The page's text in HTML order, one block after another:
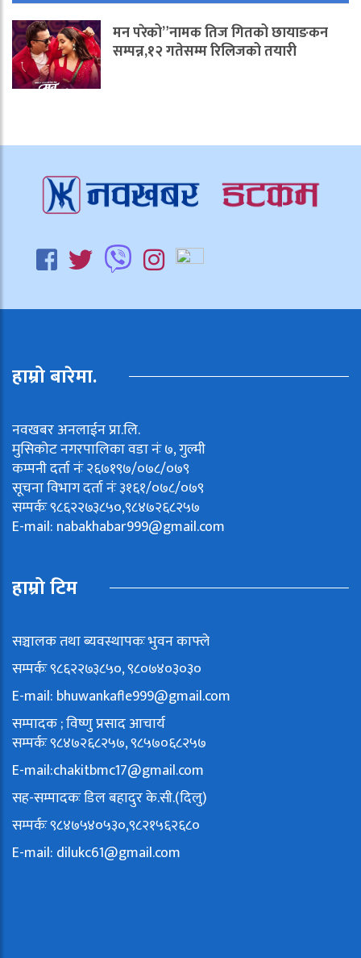
मन परेको”नामक तिज गितको छायाङकन
सम्पन्न,१२ गतेसम्म रिलिजको तयारी
हाम्रो बारेमा.
नवखबर अनलाईन प्रा.लि.
मुसिकोट नगरपालिका वडा नंः ७, गुल्मी
कम्पनी दर्ता नंः २६७१९७/०७८/०७९
सूचना विभाग दर्ता नंः ३१६१/०७८/०७९
सम्पर्कः ९८६२२७३८५०,९८४७२६८२५७
E-mail: nabakhabar999@gmail.com
हाम्रो टिम
सञ्चालक तथा ब्यवस्थापकः भुवन काफ्ले
सम्पर्कः ९८६२२७३८५०, ९८०७४०३०३०
E-mail: bhuwankafle999@gmail.com
सम्पादक ; विष्णु प्रसाद आचार्य
सम्पर्कः ९८४७२६८२५७, ९८५७०६८२५७
E-mail:chakitbmc17@gmail.com
सह-सम्पादकः डिल बहादुर के.सी.(दिलु)
सम्पर्कः ९८४७५४०५३०,९८२१५६२६८०
E-mail: dilukc61@gmail.com